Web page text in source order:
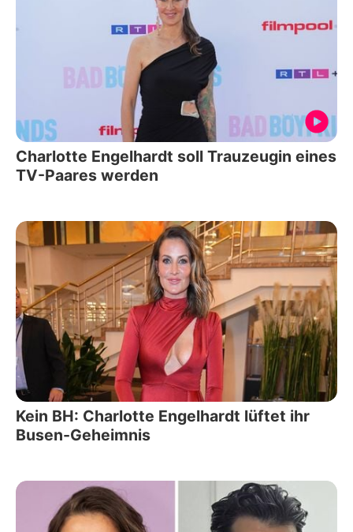
Charlotte Engelhardt soll Trauzeugin eines
TV-Paares werden
Kein BH: Charlotte Engelhardt lüftet ihr
Busen-Geheimnis